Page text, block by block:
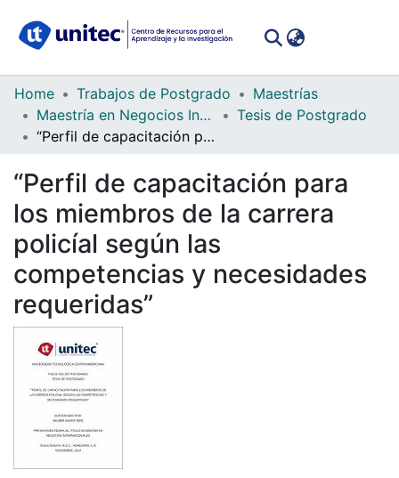
Communities
Collections
All of DSpace
Statistics
Home Trabajos de Postgrado
Maestrías
Maestría en Negocios Internacionales para Latinoamérica (Global MBA)
Tesis de Postgrado
“Perfil de capacitación para los miembros de la carrera policíal según las competencias y necesidades requeridas”
“Perfil de capacitación para
los miembros de la carrera
policíal según las
competencias y necesidades
requeridas”